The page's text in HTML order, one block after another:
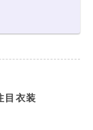
目衣装